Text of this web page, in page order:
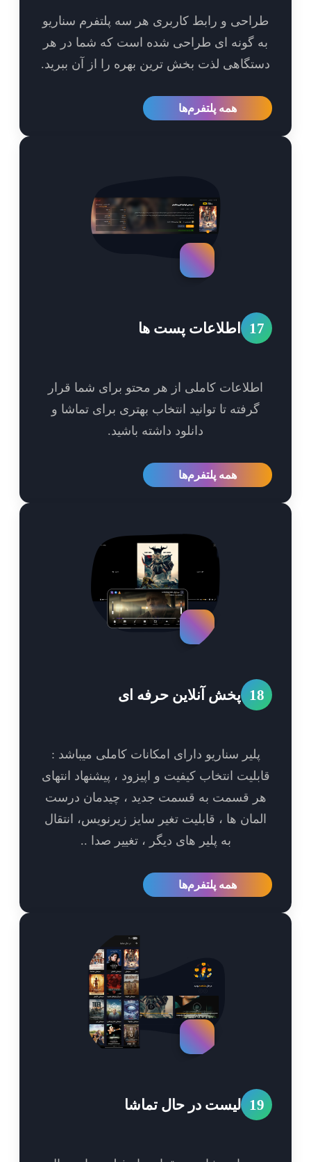
و رابط کاربری هر سه پلتفرم سناریو
گونه ای طراحی شده است که شما در هر
لذت بخش ترین بهره را از آن ببرید.
همه پلتفرم‌ها
اطلاعات پست ها
کاملی از هر محتو برای شما قرار
گرفته تا توانید انتخاب بهتری برای تماشا و
دانلود داشته باشید.
همه پلتفرم‌ها
پخش آنلاین حرفه ای
پلیر سناریو دارای امکانات کاملی میباشد :
انتخاب کیفیت و اپیزود ، پیشنهاد انتهای
قسمت به قسمت جدید ، چیدمان درست
ها ، قابلیت تغیر سایز زیرنویس، انتقال
به پلیر های دیگر ، تغییر صدا ..
همه پلتفرم‌ها
لیست در حال تماشا